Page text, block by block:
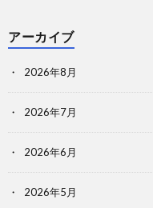
アーカイブ
2026年8月
2026年7月
2026年6月
2026年5月